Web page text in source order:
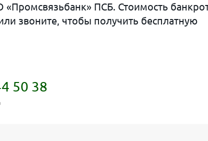
ПСБ. Стоимость
звоните, чтобы получить бесплатную
50 38